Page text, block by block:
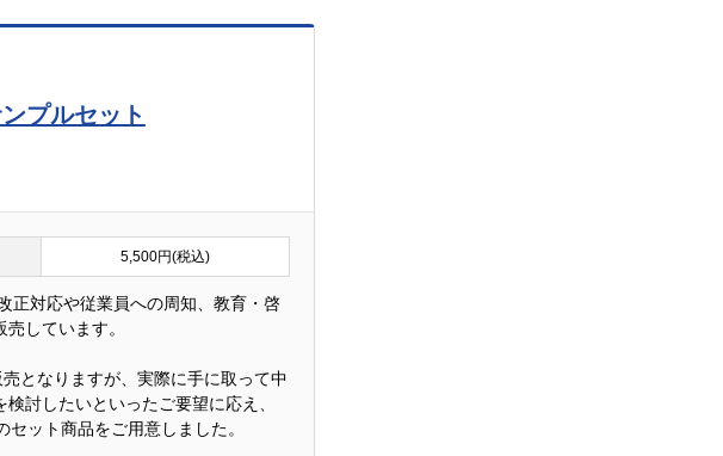
プルセット
5,500円(税込)
正対応や従業員への周知、教育・啓
しています。
となりますが、実際に手に取って中
討したいといったご要望に応え、
ット商品をご用意しました。